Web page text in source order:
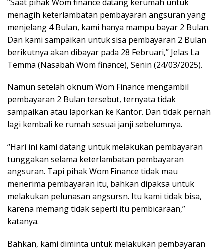
“Saat pihak Wom finance datang kerumah untuk
menagih keterlambatan pembayaran angsuran yang
menjelang 4 Bulan, kami hanya mampu bayar 2 Bulan.
Dan kami sampaikan untuk sisa pembayaran 2 Bulan
berikutnya akan dibayar pada 28 Februari,” Jelas La
Temma (Nasabah Wom finance), Senin (24/03/2025).
Namun setelah oknum Wom Finance mengambil
pembayaran 2 Bulan tersebut, ternyata tidak
sampaikan atau laporkan ke Kantor. Dan tidak pernah
lagi kembali ke rumah sesuai janji sebelumnya.
“Hari ini kami datang untuk melakukan pembayaran
tunggakan selama keterlambatan pembayaran
angsuran. Tapi pihak Wom Finance tidak mau
menerima pembayaran itu, bahkan dipaksa untuk
melakukan pelunasan angsursn. Itu kami tidak bisa,
karena memang tidak seperti itu pembicaraan,”
katanya.
Bahkan, kami diminta untuk melakukan pembayaran